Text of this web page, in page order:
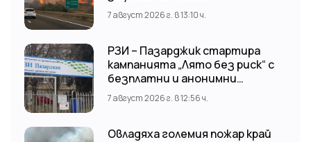
7 август 2026 г. в 13:10 ч.
РЗИ – Пазарджик стартира
кампанията „Лято без риск“ с
безплатни и анонимни
изследвания за ХИВ
7 август 2026 г. в 12:56 ч.
Овладяха големия пожар край